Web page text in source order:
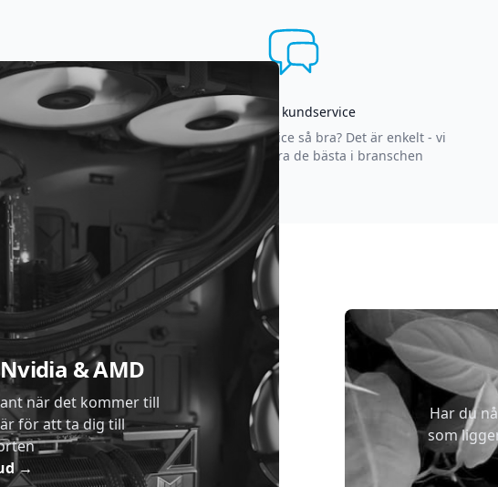
packar och
hastighet
Asgrym kundservice
Varför är vår kundservice så bra? Det är enkelt - vi
strävar efter att vara de bästa i branschen
& AMD
när det kommer till
för att ta dig till
→
Har du
som